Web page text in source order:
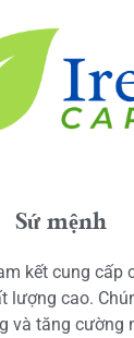
Sứ mệnh
kết cung cấp
lượng cao.
và tăng cường